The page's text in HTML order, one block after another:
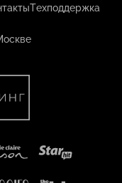
Техподдержка